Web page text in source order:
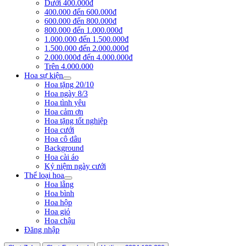
Dưới 400.000đ
400.000 đến 600.000đ
600.000 đến 800.000đ
800.000 đến 1.000.000đ
1.000.000 đến 1.500.000đ
1.500.000 đến 2.000.000đ
2.000.000đ đến 4.000.000đ
Trên 4.000.000
Hoa sự kiện
Hoa tặng 20/10
Hoa ngày 8/3
Hoa tình yêu
Hoa cảm ơn
Hoa tặng tốt nghiệp
Hoa cưới
Hoa cô dâu
Background
Hoa cài áo
Kỷ niệm ngày cưới
Thể loại hoa
Hoa lẵng
Hoa bình
Hoa hộp
Hoa giỏ
Hoa chậu
Đăng nhập